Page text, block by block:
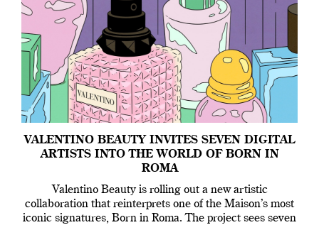
VALENTINO BEAUTY INVITES SEVEN DIGITAL
ARTISTS INTO THE WORLD OF BORN IN
ROMA
Valentino Beauty is rolling out a new artistic
collaboration that reinterprets one of the Maison’s most
iconic signatures, Born in Roma. The project sees seven